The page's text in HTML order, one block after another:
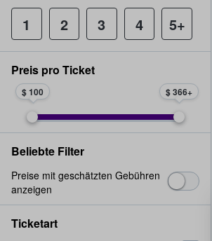
1 2 3 4 5+
Preis pro Ticket
$ 100 $ 366
Beliebte Filter
Preise mit geschätzten Gebühren
anzeigen
Ticketart